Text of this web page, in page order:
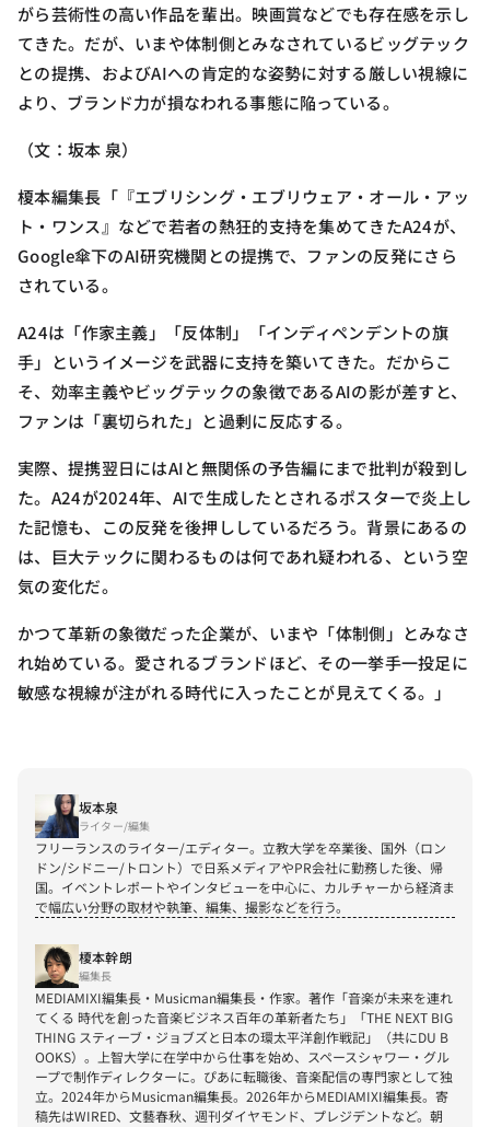
がら芸術性の高い作品を輩出。映画賞などでも存在感を示し
てきた。だが、いまや体制側とみなされているビッグテック
との提携、およびAIへの肯定的な姿勢に対する厳しい視線に
より、ブランド力が損なわれる事態に陥っている。
（文：坂本 泉）
榎本編集長「『エブリシング・エブリウェア・オール・アッ
ト・ワンス』などで若者の熱狂的支持を集めてきたA24が、
Google傘下のAI研究機関との提携で、ファンの反発にさら
されている。
A24は「作家主義」「反体制」「インディペンデントの旗
手」というイメージを武器に支持を築いてきた。だからこ
そ、効率主義やビッグテックの象徴であるAIの影が差すと、
ファンは「裏切られた」と過剰に反応する。
実際、提携翌日にはAIと無関係の予告編にまで批判が殺到し
た。A24が2024年、AIで生成したとされるポスターで炎上し
た記憶も、この反発を後押ししているだろう。背景にあるの
は、巨大テックに関わるものは何であれ疑われる、という空
気の変化だ。
かつて革新の象徴だった企業が、いまや「体制側」とみなさ
れ始めている。愛されるブランドほど、その一挙手一投足に
敏感な視線が注がれる時代に入ったことが見えてくる。」
坂本泉
ライター/編集
フリーランスのライター/エディター。立教大学を卒業後、国外（ロン
ドン/シドニー/トロント）で日系メディアやPR会社に勤務した後、帰
国。イベントレポートやインタビューを中心に、カルチャーから経済ま
で幅広い分野の取材や執筆、編集、撮影などを行う。
榎本幹朗
編集長
MEDIAMIXI編集長・Musicman編集長・作家。著作「音楽が未来を連れ
てくる 時代を創った音楽ビジネス百年の革新者たち」「THE NEXT BIG
THING スティーブ・ジョブズと日本の環太平洋創作戦記」（共にDU B
OOKS）。上智大学に在学中から仕事を始め、スペースシャワー・グル
ープで制作ディレクターに。ぴあに転職後、音楽配信の専門家として独
立。2024年からMusicman編集長。2026年からMEDIAMIXI編集長。寄
稿先はWIRED、文藝春秋、週刊ダイヤモンド、プレジデントなど。朝